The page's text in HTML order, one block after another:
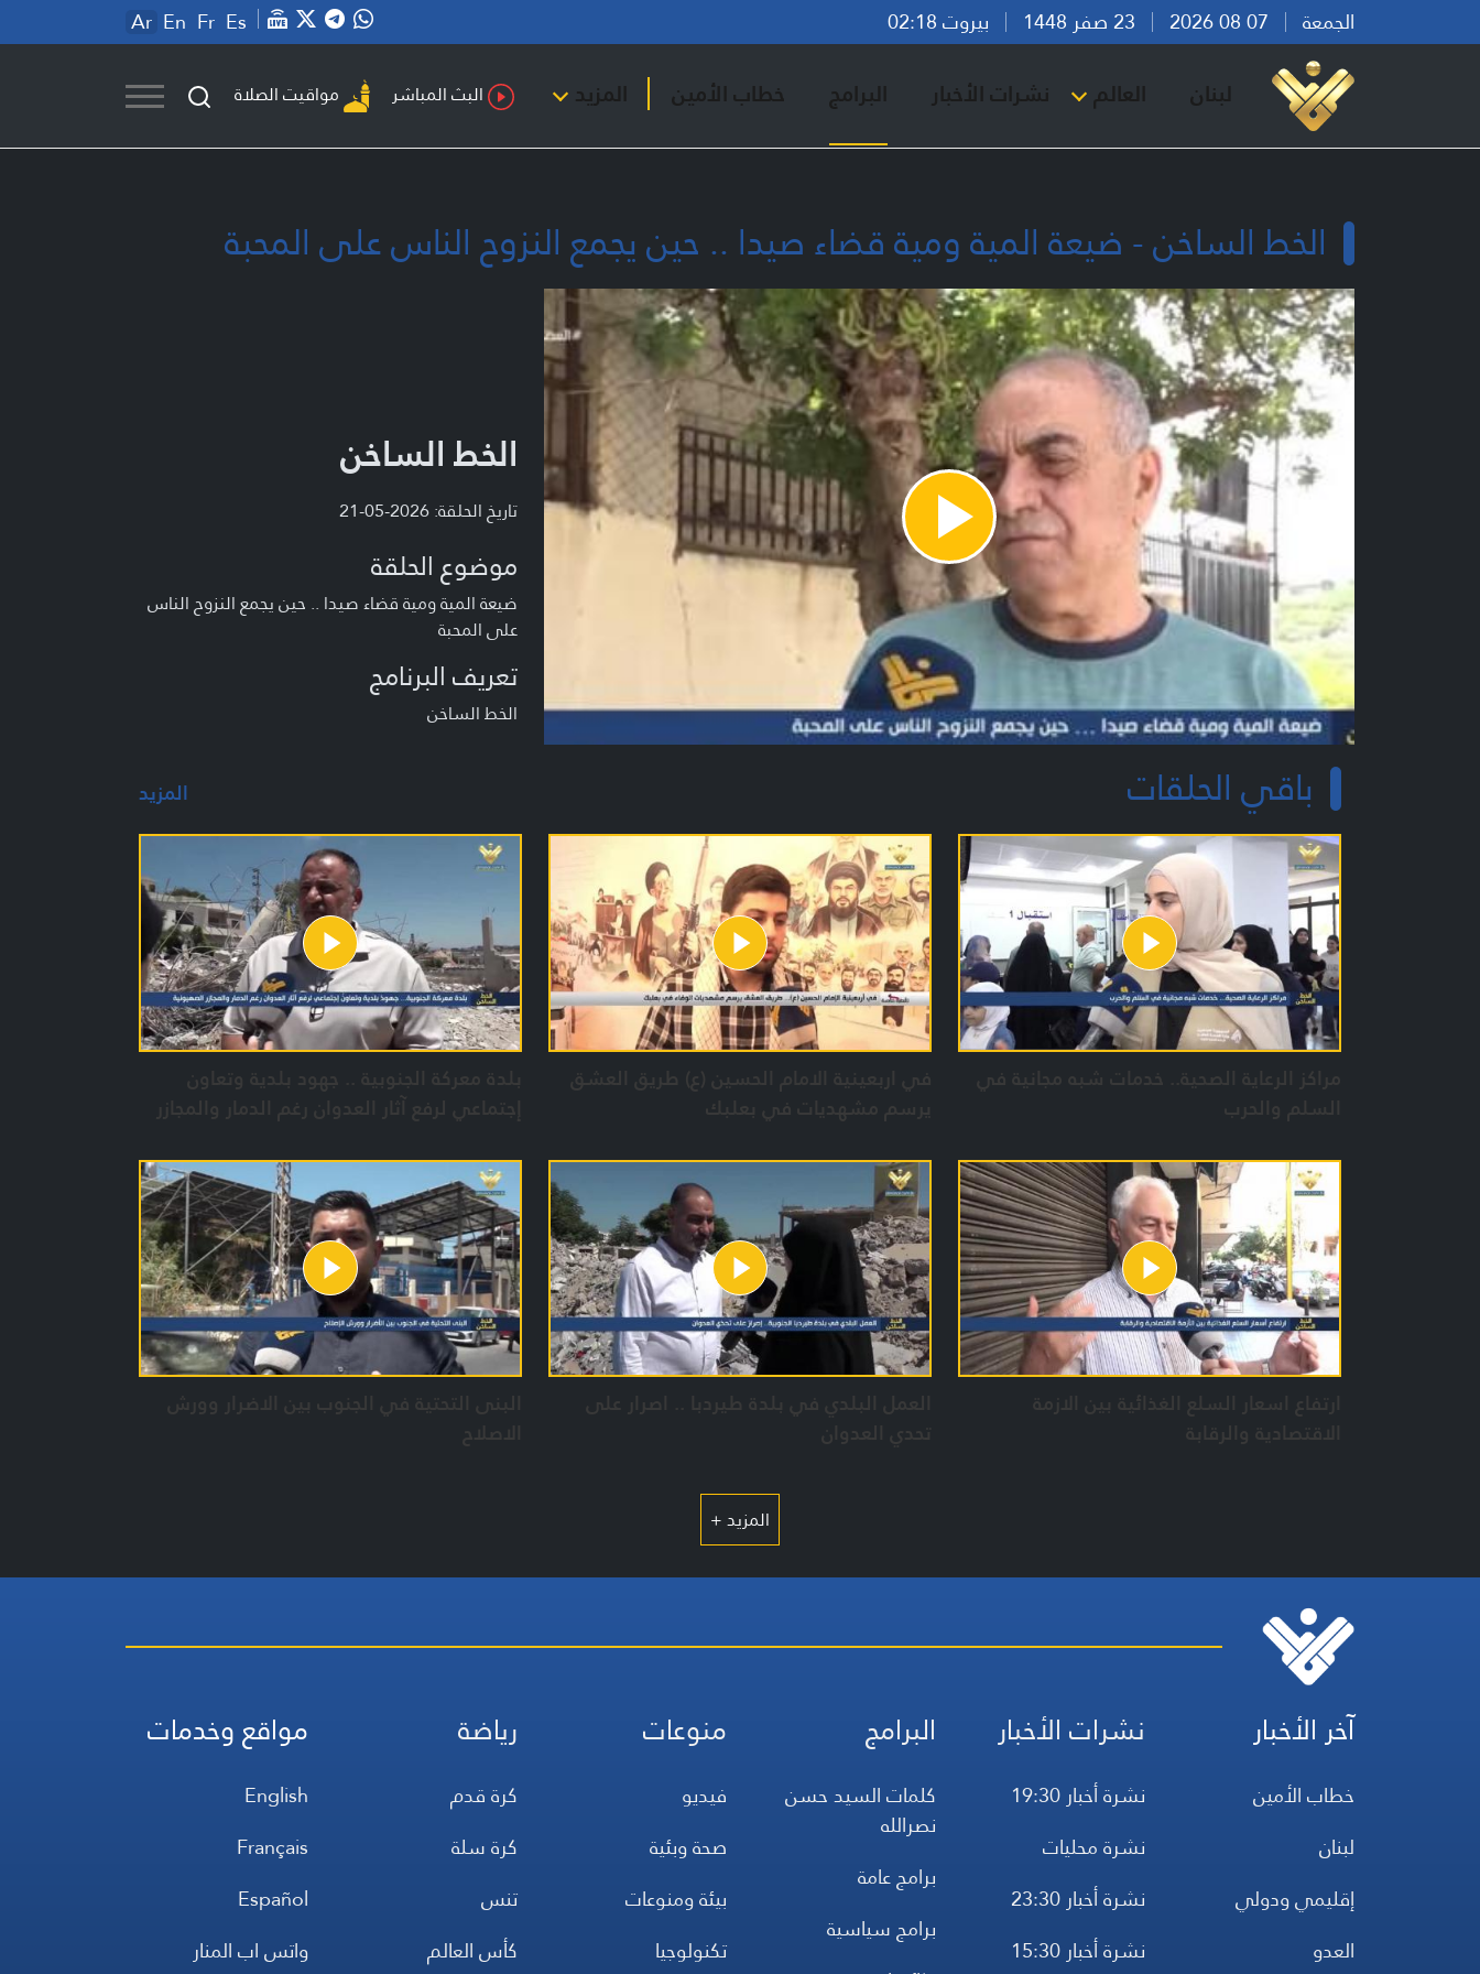
الجمعة بيروت 02:18 Ar En Fr Es
لبنان العالم نشرات الأخبار البرامج خطاب الأمين المزيد البث المباشر مواقيت الصلاة
الخط الساخن - ضيعة المية ومية قضاء صيدا .. حين يجمع النزوح الناس على المحبة
Play
Video
الخط الساخن
تاريخ الحلقة: 2026-05-21
موضوع الحلقة
ضيعة المية ومية قضاء صيدا .. حين يجمع النزوح الناس
على المحبة
تعريف البرنامج
الخط الساخن
باقي الحلقات المزيد
مراكز الرعاية الصحية.. خدمات شبه مجانية في
السلم والحرب
في اربعينية الامام الحسين (ع) طريق العشق
يرسم مشهديات في بعلبك
بلدة معركة الجنوبية .. جهود بلدية وتعاون
إجتماعي لرفع آثار العدوان رغم الدمار والمجازر
ارتفاع اسعار السلع الغذائية بين الازمة
الاقتصادية والرقابة
العمل البلدي في بلدة طيردبا .. اصرار على
تحدي العدوان
البنى التحتية في الجنوب بين الاضرار وورش
الاصلاح
المزيد +
آخر الأخبار
خطاب الأمين
لبنان
إقليمي ودولي
العدو
نشرات الأخبار
نشرة أخبار 19:30
نشرة محليات
نشرة أخبار 23:30
نشرة أخبار 15:30
البرامج
كلمات السيد حسن
نصرالله
برامج عامة
برامج سياسية
منوعات
فيديو
صحة وبئية
بيئة ومنوعات
تكنولوجيا
رياضة
كرة قدم
كرة سلة
تنس
كأس العالم
مواقع وخدمات
English
Français
Español
واتس اب المنار